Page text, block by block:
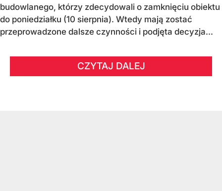
budowlanego, którzy zdecydowali o zamknięciu obiektu
do poniedziałku (10 sierpnia). Wtedy mają zostać
przeprowadzone dalsze czynności i podjęta decyzja...
CZYTAJ DALEJ